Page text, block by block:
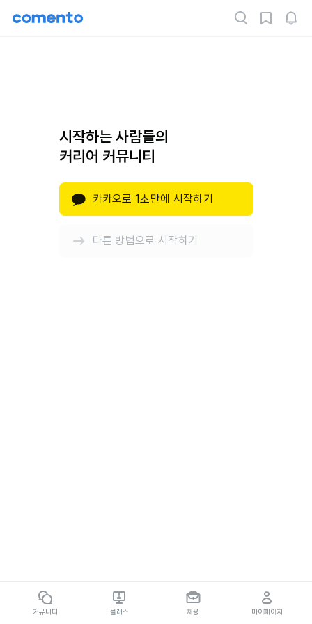
시작하는 사람들의
커리어 커뮤니티
카카오로 1초만에 시작하기
다른 방법으로 시작하기
커뮤니티 클래스 채용 마이페이지